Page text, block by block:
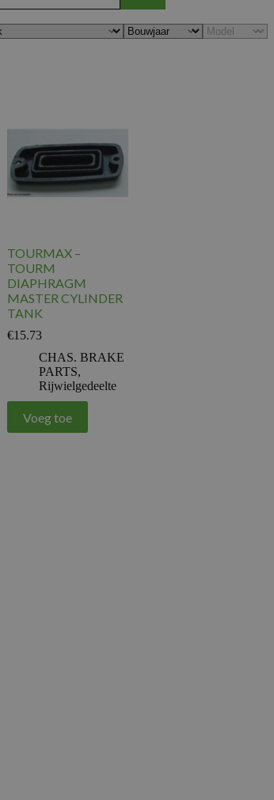
TOURMAX –
TOURM
DIAPHRAGM
MASTER CYLINDER
TANK
€15.73
CHAS. BRAKE
PARTS,
Rijwielgedeelte
Voeg toe